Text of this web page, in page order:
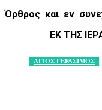
Όρθρος και εν
ΕΚ ΤΗΣ
ΑΓΙΟΣ ΓΕΡΑΣΙΜΟΣ